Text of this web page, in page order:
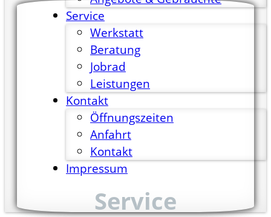
Service
Werkstatt
Beratung
Jobrad
Leistungen
Kontakt
Öffnungszeiten
Anfahrt
Kontakt
Impressum
Service